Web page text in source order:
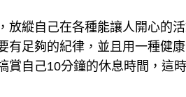
放縱自己在各種能讓人開心的
有足夠的紀律，並且用一種健
賞自己10分鐘的休息時間，這